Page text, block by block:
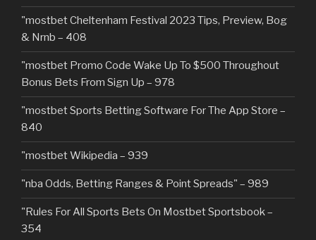
"mostbet Cheltenham Festival 2023 Tips, Preview, Bog
& Nrnb – 408
"mostbet Promo Code Wake Up To $500 Throughout
Bonus Bets From Sign Up – 978
"‎mostbet Sports Betting Software For The App Store –
840
"mostbet Wikipedia – 939
"nba Odds, Betting Ranges & Point Spreads" – 989
"Rules For All Sports Bets On Mostbet Sportsbook –
354